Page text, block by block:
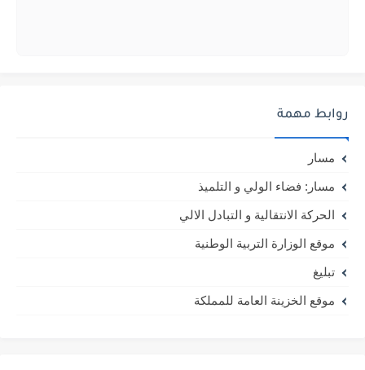
روابط مهمة
مسار
مسار: فضاء الولي و التلميذ
الحركة الانتقالية و التبادل الالي
موقع الوزارة التربية الوطنية
تبليغ
موقع الخزينة العامة للمملكة